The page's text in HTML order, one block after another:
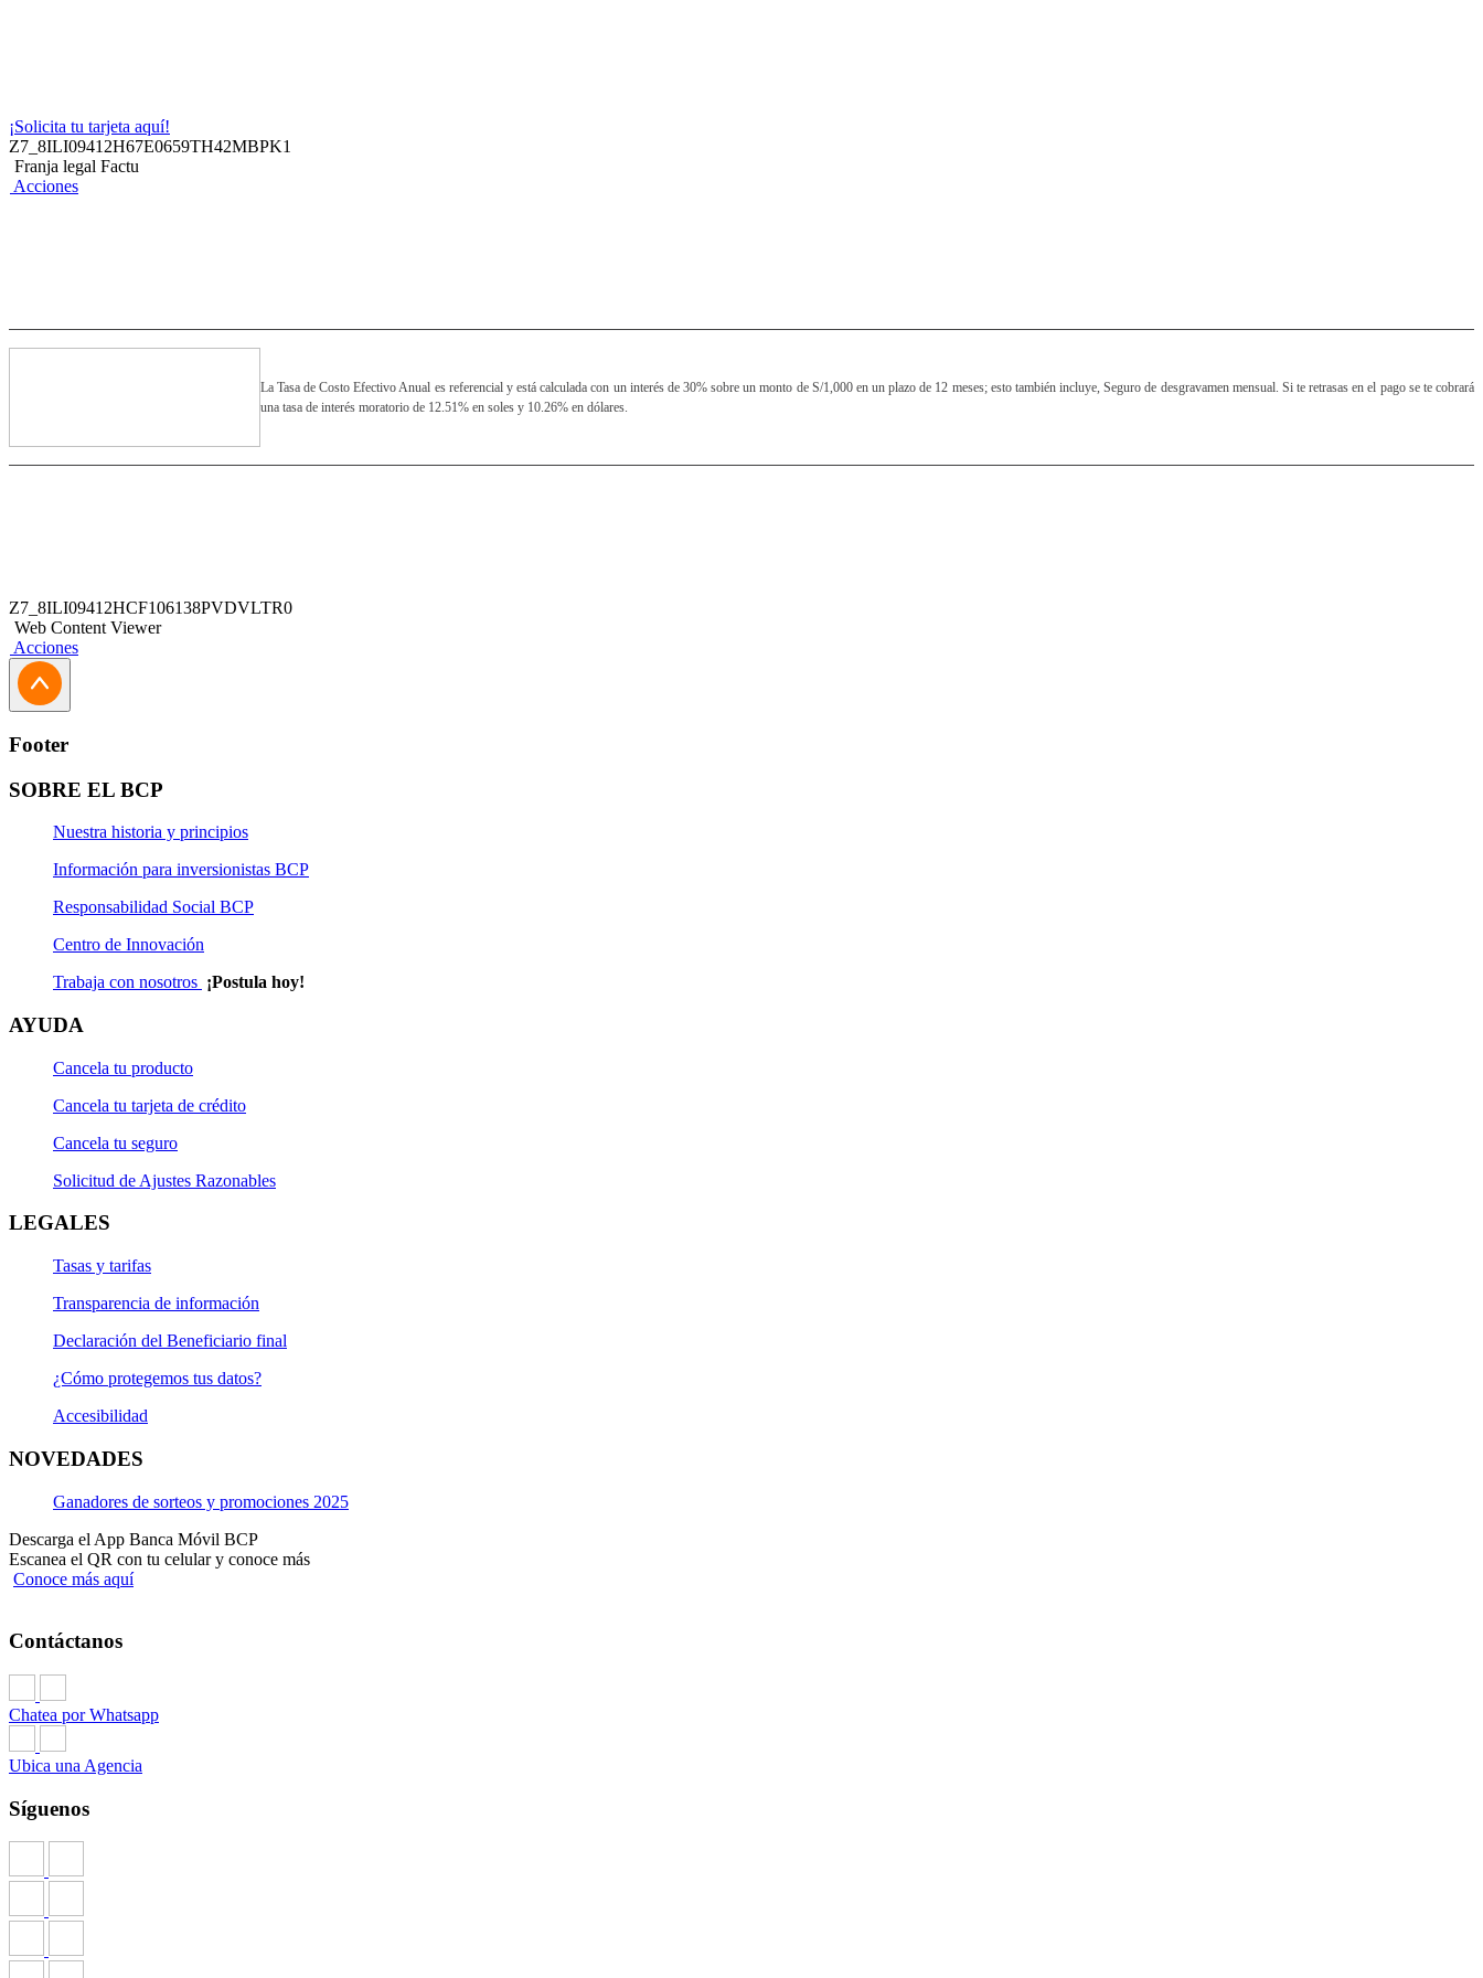
¡Solicita tu tarjeta aquí!
Z7_8ILI09412H67E0659TH42MBPK1
Franja legal Factu
Acciones
La Tasa de Costo Efectivo Anual es referencial y está calculada con un interés de 30% sobre un monto de S/1,000 en un plazo de 12 meses; esto también incluye, Seguro de desgravamen mensual. Si te retrasas en el pago se te cobrará
una tasa de interés moratorio de 12.51% en soles y 10.26% en dólares.
Z7_8ILI09412HCF106138PVDVLTR0
Web Content Viewer
Acciones
Footer
SOBRE EL BCP
Nuestra historia y principios
Información para inversionistas BCP
Responsabilidad Social BCP
Centro de Innovación
Trabaja con nosotros ¡Postula hoy!
AYUDA
Cancela tu producto
Cancela tu tarjeta de crédito
Cancela tu seguro
Solicitud de Ajustes Razonables
LEGALES
Tasas y tarifas
Transparencia de información
Declaración del Beneficiario final
¿Cómo protegemos tus datos?
Accesibilidad
NOVEDADES
Ganadores de sorteos y promociones 2025
Descarga el App Banca Móvil BCP
Escanea el QR con tu celular y conoce más
Conoce más aquí
Contáctanos
Chatea por Whatsapp
Ubica una Agencia
Síguenos